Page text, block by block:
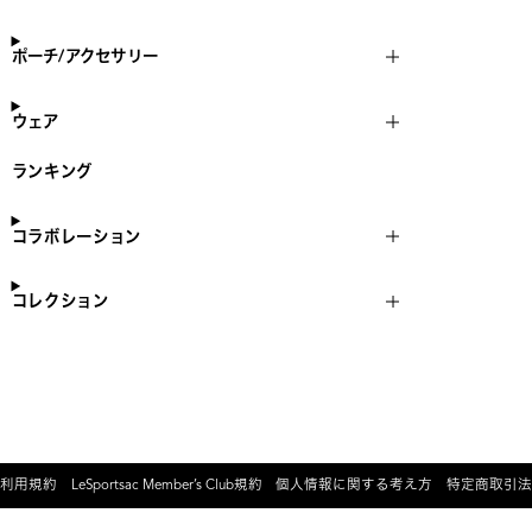
ポーチ/アクセサリー
ウェア
ランキング
コラボレーション
コレクション
利用規約 LeSportsac Member’s Club規約 個人情報に関する考え方 特定商取引